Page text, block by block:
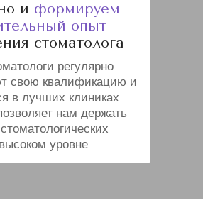
и формируем
опыт
стоматолога
регулярно
свою квалификацию и
в лучших клиниках
нам держать
уровне